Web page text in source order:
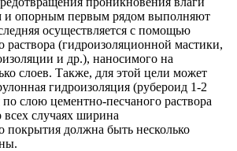
и опорным первым рядом выполняют
осуществляется с помощью
раствора (гидроизоляционной мастики,
и др.), наносимого на
слоев. Также, для этой цели может
гидроизоляция (рубероид 1-2
слою цементно-песчаного раствора
случаях ширина
покрытия должна быть несколько